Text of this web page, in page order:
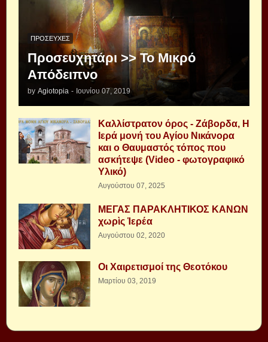
ΠΡΟΣΕΥΧΈΣ
Προσευχητάρι >> Το Μικρό
Απόδειπνο
by Agiotopia - Ιουνίου 07, 2019
Καλλίστρατον όρος - Ζάβορδα, Η
Ιερά μονή του Αγίου Νικάνορα
και ο Θαυμαστός τόπος που
ασκήτεψε (Video - φωτογραφικό
Υλικό)
Αυγούστου 07, 2025
ΜΕΓΑΣ ΠΑΡΑΚΛΗΤΙΚΟΣ ΚΑΝΩΝ
χωρὶς Ἱερέα
Αυγούστου 02, 2020
Οι Χαιρετισμοί της Θεοτόκου
Μαρτίου 03, 2019